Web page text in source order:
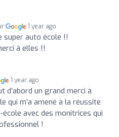
1 year ago
super auto école !!
à elles !!
1 year ago
d’abord un grand merci à
qui m’a amené à la réussite
avec des monitrices qui
!